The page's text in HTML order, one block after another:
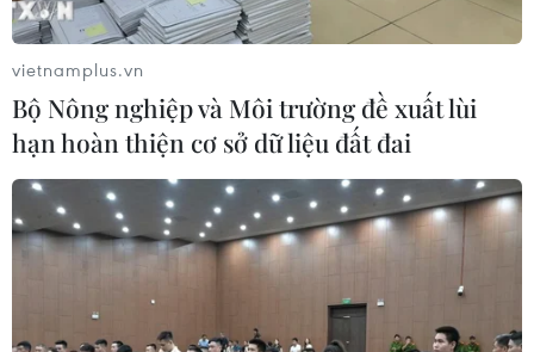
Phó Tổng Biên tập: NGUYỄN THỊ TÁM, KHÚC THANH
THỦY
Sở hữu trí tuệ
Quy định sử dụng
Ngôn ngữ
TTXVN
Dịch vụ tin
Quảng cáo
vietnamplus.vn
Bộ Nông nghiệp và Môi trường đề xuất lùi
hạn hoàn thiện cơ sở dữ liệu đất đai